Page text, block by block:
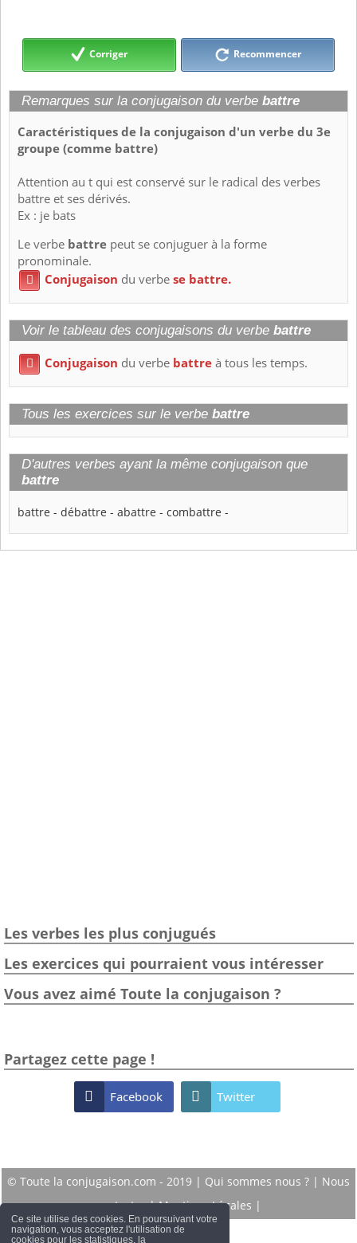
Ce site utilise des cookies. En poursuivant votre
navigation, vous acceptez l'utilisation de
cookies pour les statistiques, la
Corriger Recommencer
Remarques sur la conjugaison du verbe battre
Caractéristiques de la conjugaison d'un verbe du 3e
groupe (comme battre)
Attention au t qui est conservé sur le radical des verbes
battre et ses dérivés.
Ex : je bats
Le verbe battre peut se conjuguer à la forme
pronominale.
 Conjugaison du verbese battre.
Voir le tableau des conjugaisons du verbe battre
 Conjugaison du verbe battreà tous les temps.
Tous les exercices sur le verbe battre
D'autres verbes ayant la même conjugaison que
battre
battre - débattre - abattre - combattre -
Les verbes les plus conjugués
Les exercices qui pourraient vous intéresser
Vous avez aimé Toute la conjugaison ?
Partagez cette page !
 Facebook  Twitter
© Toute la conjugaison.com - 2019 | Qui sommes nous ? | Nous
contacter|Mentions Légales |